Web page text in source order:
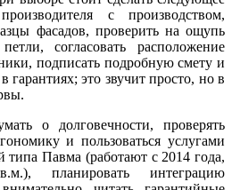
с производством,
фасадов, проверить на ощупь
согласовать расположение
подписать подробную смету и
гарантиях; это звучит просто, но в
о долговечности, проверять
и пользоваться услугами
типа Павма (работают с 2014 года,
планировать интеграцию